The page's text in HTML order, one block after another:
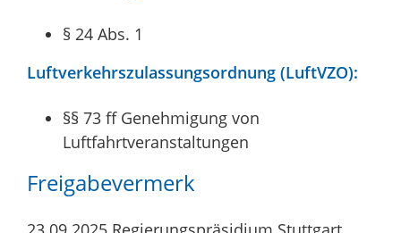
§ 24 Abs. 1
Luftverkehrszulassungsordnung (LuftVZO):
§§ 73 ff Genehmigung von
Luftfahrtveranstaltungen
Freigabevermerk